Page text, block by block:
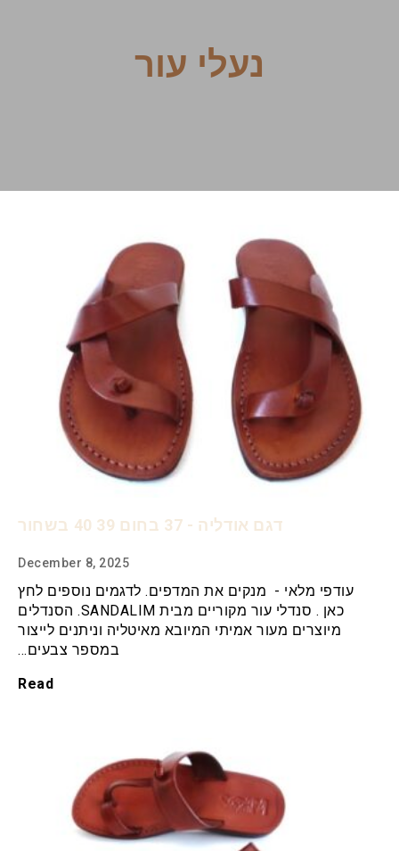
נעלי עור
דגם אודליה - 37 בחום 39 40 בשחור
December 8, 2025
עודפי מלאי - מנקים את המדפים. לדגמים נוספים לחץ
כאן . סנדלי עור מקוריים מבית SANDALIM. הסנדלים
מיוצרים מעור אמיתי המיובא מאיטליה וניתנים לייצור
במספר צבעים…
Read